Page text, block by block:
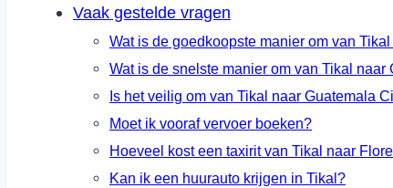
Vaak gestelde vragen
Wat is de goedkoopste manier om van
Wat is de snelste manier om van Tikal naar
Is het veilig om van Tikal naar Guatemala
Moet ik vooraf vervoer boeken?
Hoeveel kost een taxirit van Tikal naar
Kan ik een huurauto krijgen in Tikal?